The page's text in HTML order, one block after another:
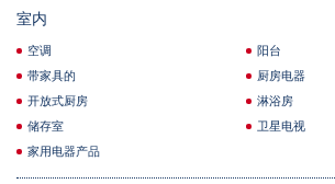
室内
空调
阳台
带家具的
厨房电器
开放式厨房
淋浴房
储存室
卫星电视
家用电器产品